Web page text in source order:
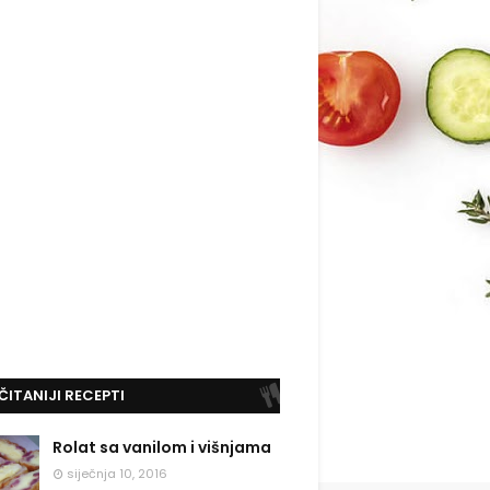
RECEPTI
Rolat sa vanilom i višnjama
siječnja 10, 2016